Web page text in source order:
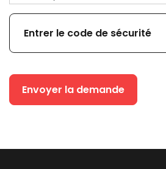
Envoyer la demande